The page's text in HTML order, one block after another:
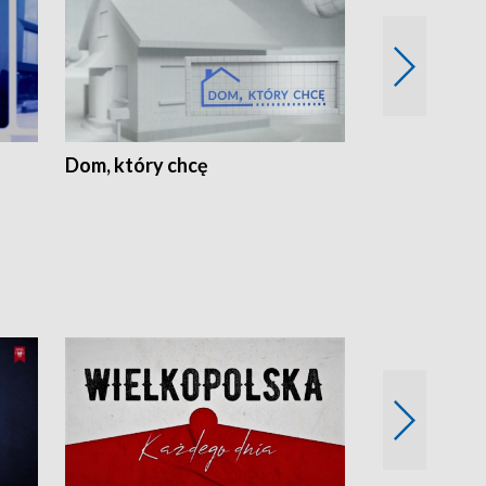
Dom, który chcę